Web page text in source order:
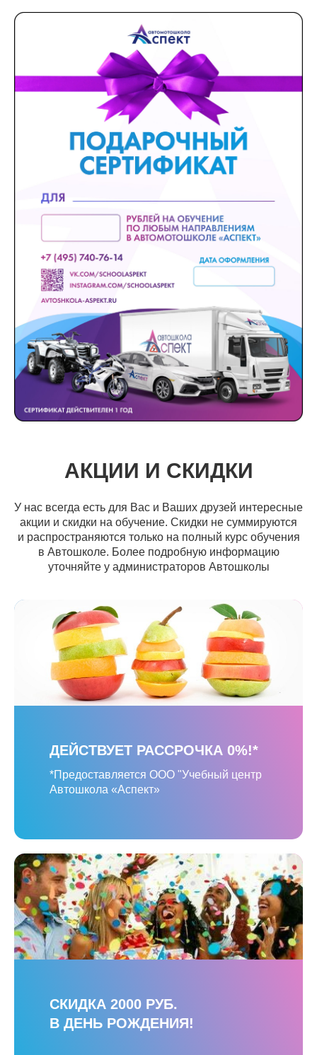
АКЦИИ И СКИДКИ
У нас всегда есть для Вас и Ваших друзей интересные
акции и скидки на обучение. Скидки не суммируются
и распространяются только на полный курс обучения
в Автошколе. Более подробную информацию
уточняйте у администраторов Автошколы
ДЕЙСТВУЕТ РАССРОЧКА 0%!*
*Предоставляется ООО "Учебный центр
Автошкола «Аспект»
СКИДКА 2000 РУБ.
В ДЕНЬ РОЖДЕНИЯ!